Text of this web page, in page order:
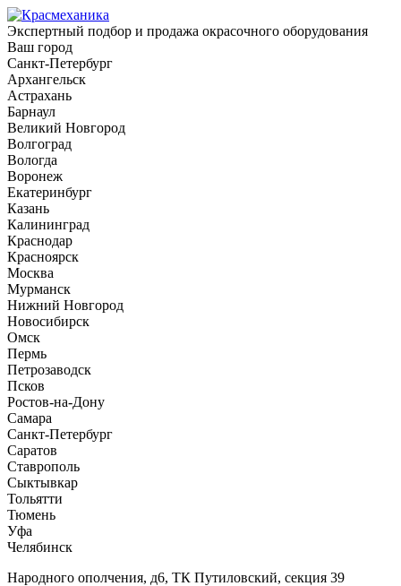
Экспертный подбор и продажа окрасочного оборудования
Ваш город
Санкт-Петербург
Архангельск
Астрахань
Барнаул
Великий Новгород
Волгоград
Вологда
Воронеж
Екатеринбург
Казань
Калининград
Краснодар
Красноярск
Москва
Мурманск
Нижний Новгород
Новосибирск
Омск
Пермь
Петрозаводск
Псков
Ростов-на-Дону
Самара
Санкт-Петербург
Саратов
Ставрополь
Сыктывкар
Тольятти
Тюмень
Уфа
Челябинск
Народного ополчения, д6, ТК Путиловский, секция 39